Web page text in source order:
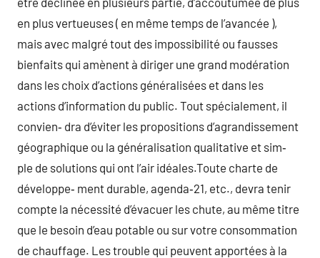
en plus vertueuses ( en même temps de l’avancée ),
mais avec malgré tout des impossibilité ou fausses
bienfaits qui amènent à diriger une grand modération
dans les choix d’actions généralisées et dans les
actions d’information du public. Tout spécialement, il
convien‑ dra d’éviter les propositions d’agrandissement
géographique ou la généralisation qualitative et sim‑
ple de solutions qui ont l’air idéales.Toute charte de
développe‑ ment durable, agenda‑21, etc., devra tenir
compte la nécessité d’évacuer les chute, au même titre
que le besoin d’eau potable ou sur votre consommation
de chauffage. Les trouble qui peuvent apportées à la